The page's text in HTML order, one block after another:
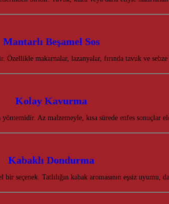
Mantarlı Beşamel Sos
Özellikle makarnalar, lazanyalar, fırında tavuk ve
Kolay Kavurma
Az malzemeyle, kısa sürede enfes sonuçlar
Kabaklı Dondurma
seçenek. Tatlılığın kabak aromasının eşsiz